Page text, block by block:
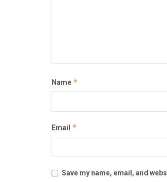
Name *
Email *
Save my name, email, and